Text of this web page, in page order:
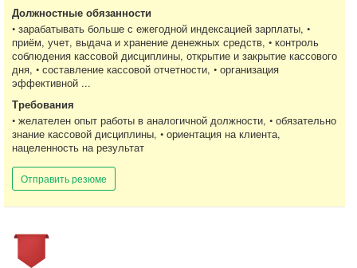
Должностные обязанности
• зарабатывать больше с ежегодной индексацией зарплаты, •
приём, учет, выдача и хранение денежных средств, • контроль
соблюдения кассовой дисциплины, открытие и закрытие кассового
дня, • составление кассовой отчетности, • организация
эффективной ...
Требования
• желателен опыт работы в аналогичной должности, • обязательно
знание кассовой дисциплины, • ориентация на клиента,
нацеленность на результат
Отправить резюме